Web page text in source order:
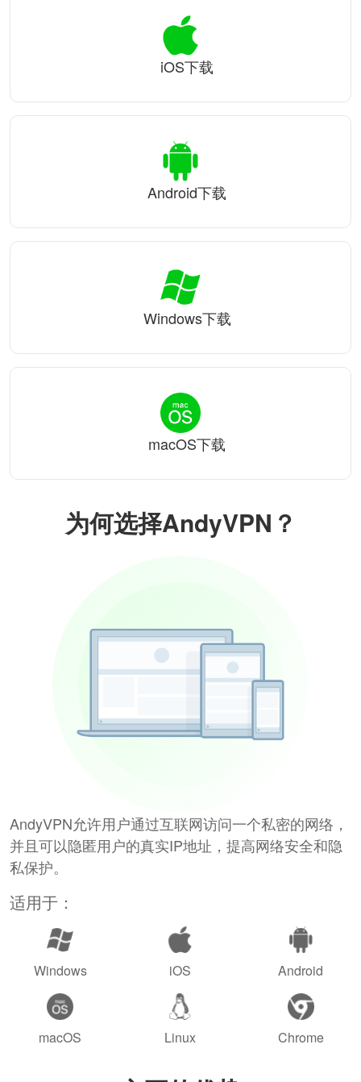
为何选择AndyVPN？
AndyVPN允许用户通过互联网访问一个私密的网络，
并且可以隐匿用户的真实IP地址，提高网络安全和隐
私保护。
适用于：
Windows iOS Android
macOS Linux Chrome
iOS下载
Android下载
Windows下载
macOS下载